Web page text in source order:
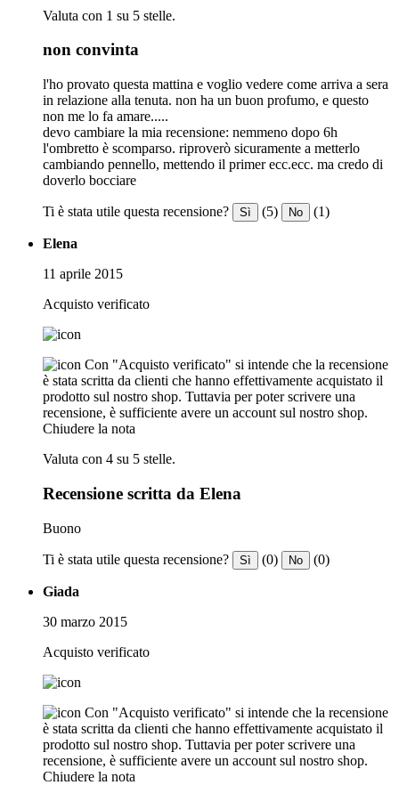
Valuta con 1 su 5 stelle.
non convinta
l'ho provato questa mattina e voglio vedere come arriva a sera
in relazione alla tenuta. non ha un buon profumo, e questo
non me lo fa amare.....
devo cambiare la mia recensione: nemmeno dopo 6h
l'ombretto è scomparso. riproverò sicuramente a metterlo
cambiando pennello, mettendo il primer ecc.ecc. ma credo di
doverlo bocciare
Ti è stata utile questa recensione? Sì (5) No (1)
Elena
11 aprile 2015
Acquisto verificato
Con "Acquisto verificato" si intende che la recensione
è stata scritta da clienti che hanno effettivamente acquistato il
prodotto sul nostro shop. Tuttavia per poter scrivere una
recensione, è sufficiente avere un account sul nostro shop.
Chiudere la nota
Valuta con 4 su 5 stelle.
Recensione scritta da Elena
Buono
Ti è stata utile questa recensione? Sì (0) No (0)
Giada
30 marzo 2015
Acquisto verificato
Con "Acquisto verificato" si intende che la recensione
è stata scritta da clienti che hanno effettivamente acquistato il
prodotto sul nostro shop. Tuttavia per poter scrivere una
recensione, è sufficiente avere un account sul nostro shop.
Chiudere la nota